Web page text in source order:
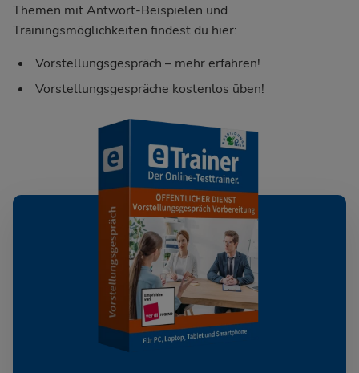
Themen mit Antwort-Beispielen und
Trainingsmöglichkeiten findest du hier:
Vorstellungsgespräch – mehr erfahren!
Vorstellungsgespräche kostenlos üben!